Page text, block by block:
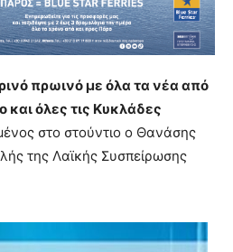
πρωινό με όλα τα νέα από
και όλες τις Κυκλάδες
στο στούντιο ο Θανάσης
της Λαϊκής Συσπείρωσης